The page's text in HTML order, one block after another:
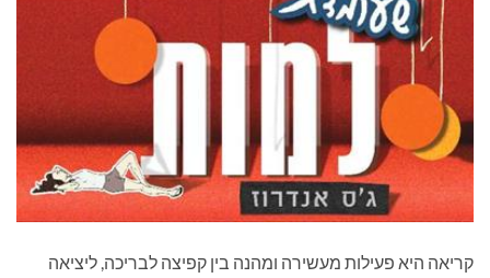
קריאה היא פעילות מעשירה ומהנה בין קפיצה לבריכה, ליציאה